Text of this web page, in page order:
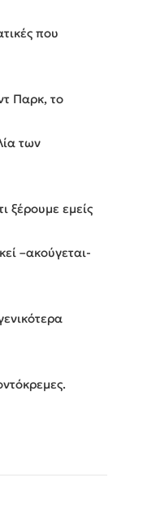
που
Παρκ, το
των
ξέρουμε εμείς
–ακούγεται-